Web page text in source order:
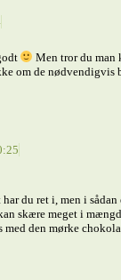
Men tror du man
om de nødvendigvis
du ret i, men i
skære meget i
den mørke